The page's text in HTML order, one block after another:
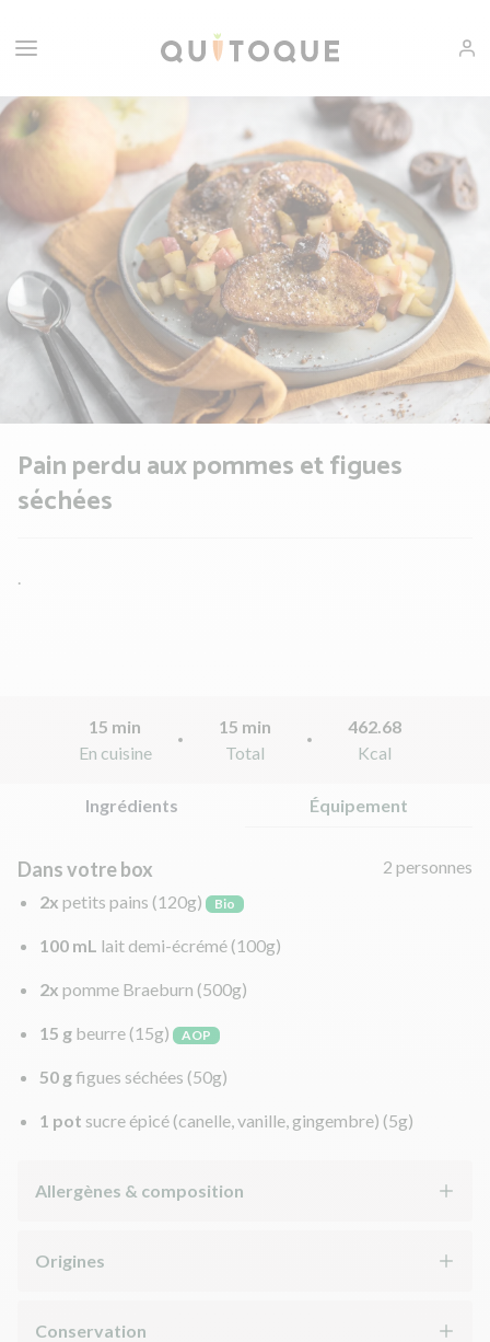
Pain perdu aux pommes et figues
séchées
15 min
En cuisine
15 min
Total
462.68
Kcal
Ingrédients Équipement
Dans votre box
2 personnes
2x petits pains (120g) Bio
100 mL lait demi-écrémé (100g)
2x pomme Braeburn (500g)
15 g beurre (15g) AOP
50 gfigues séchées (50g)
1 pot sucre épicé (canelle, vanille, gingembre) (5g)
Allergènes & composition
Origines
Conservation